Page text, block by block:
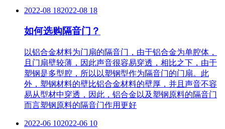
2022-08 182022-08 18
如何选购隔音门？
以铝合金材料为门扇的隔音门，由于铝合金为单腔体，
且门扇壁较薄，因此声音很容易穿透，相比之下，由于
塑钢是多型腔，所以以塑钢型作为隔音门的门扇。此
外，塑钢材料的壁比铝合金材料的壁厚，并且声音不容
易从型材中穿透，因此，铝合金以及塑钢原料的隔音门
而言塑钢原料的隔音门作用更好
2022-06 102022-06 10